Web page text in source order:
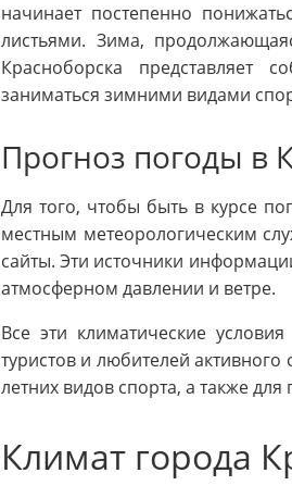
начинает постепенно
листьями. Зима,
Красноборска представляет
заниматься зимними видами
Прогноз погоды в
Для того, чтобы быть в курсе
местным метеорологическим
сайты. Эти источники
атмосферном давлении и ветре.
Все эти климатические
туристов и любителей
летних видов спорта, а также
Климат города